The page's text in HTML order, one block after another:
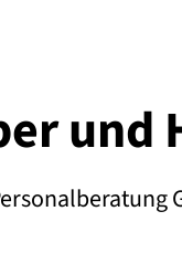
und